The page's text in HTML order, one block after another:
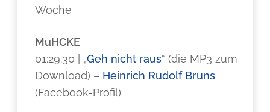
Woche
MuHCKE
01:29:30 | „Geh nicht raus“ (die MP3 zum
Download) – Heinrich Rudolf Bruns
(Facebook-Profil)